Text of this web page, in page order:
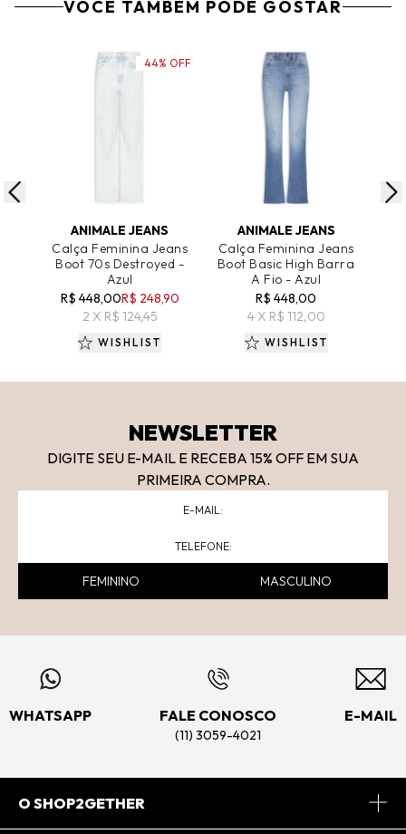
VOCÊ TAMBÉM PODE GOSTAR
ANIMALE JEANS
Calça Feminina Jeans
Boot 70s Destroyed -
Azul
R$ 448,00R$ 248,90
2 X R$ 124,45
44% OFF
WISHLIST
ADICIONAR AO CARRINHO
ANIMALE JEANS
Calça Feminina Jeans
Boot Basic High Barra
A Fio - Azul
R$ 448,00
4 X R$ 112,00
WISHLIST
NEWSLETTER
DIGITE SEU E-MAIL E RECEBA 15% OFF EM SUA
PRIMEIRA COMPRA.
FEMININO MASCULINO
WHATSAPP FALE CONOSCO
(11) 3059-4021
E-MAIL
O SHOP2GETHER